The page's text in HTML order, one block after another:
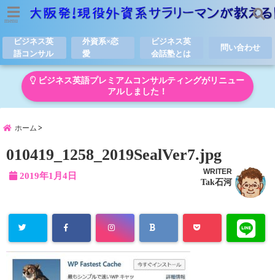
menu
ビジネス英
語コンサル
外資系×恋
愛
ビジネス英
会話塾とは
問い合わせ
ビジネス英語プレミアムコンサルティングがリニュー
アルしました！
ホーム
010419_1258_2019SealVer7.jpg
2019年1月4日 WRITER
Tak石河